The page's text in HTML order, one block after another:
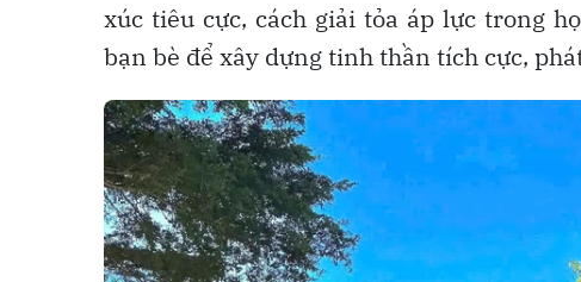
xúc tiêu cực, cách giải tỏa áp lực trong
bạn bè để xây dựng tinh thần tích cực,